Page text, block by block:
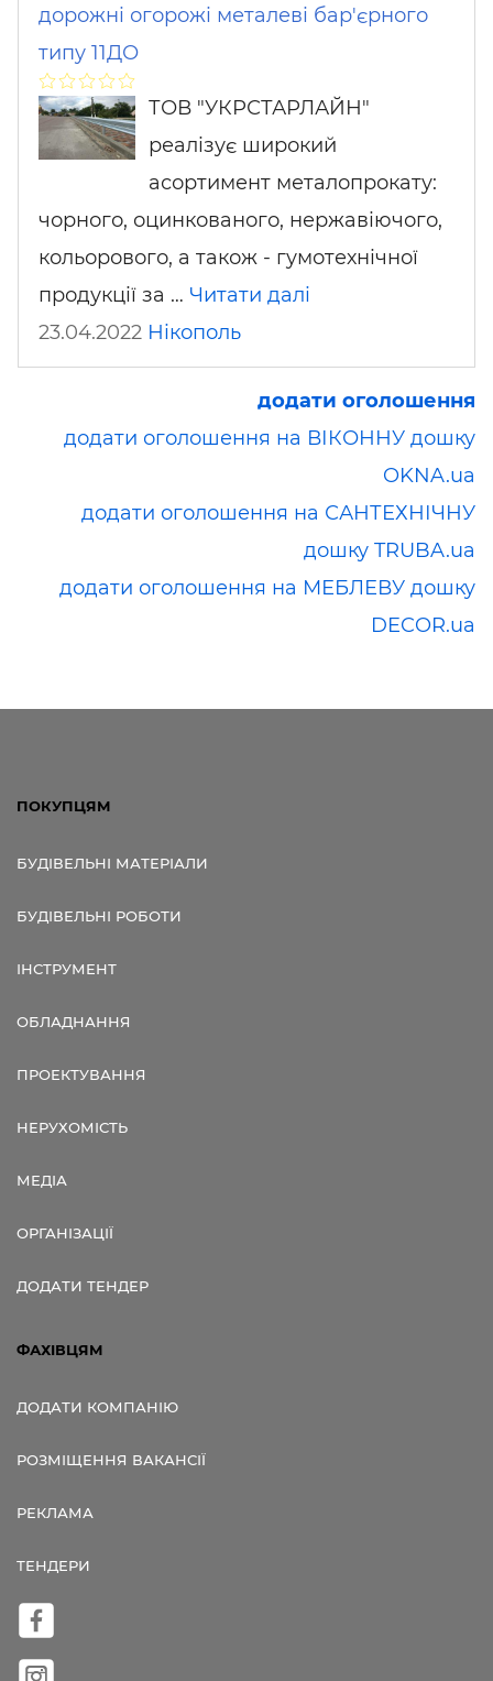
дорожні огорожі металеві бар'єрного
типу 11ДО
ТОВ "УКРСТАРЛАЙН"
реалізує широкий
асортимент металопрокату:
чорного, оцинкованого, нержавіючого,
кольорового, а також - гумотехнічної
продукції за … Читати далі
23.04.2022 Нікополь
додати оголошення
додати оголошення на ВІКОННУ дошку
OKNA.ua
додати оголошення на САНТЕХНІЧНУ
дошку TRUBA.ua
додати оголошення на МЕБЛЕВУ дошку
DECOR.ua
ПОКУПЦЯМ
БУДІВЕЛЬНІ МАТЕРІАЛИ
БУДІВЕЛЬНІ РОБОТИ
ІНСТРУМЕНТ
ОБЛАДНАННЯ
ПРОЕКТУВАННЯ
НЕРУХОМІСТЬ
МЕДІА
ОРГАНІЗАЦІЇ
ДОДАТИ ТЕНДЕР
ФАХІВЦЯМ
ДОДАТИ КОМПАНІЮ
РОЗМІЩЕННЯ ВАКАНСІЇ
РЕКЛАМА
ТЕНДЕРИ